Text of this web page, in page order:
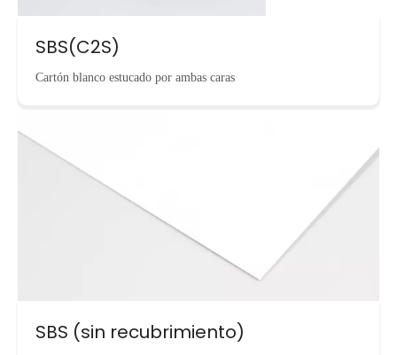
SBS(C2S)
Cartón blanco estucado por ambas caras
SBS (sin recubrimiento)